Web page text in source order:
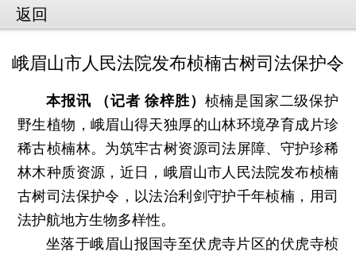
返回
峨眉山市人民法院发布桢楠古树司法保护令
本报讯 （记者 徐梓胜） 桢楠是国家二级保护
野生植物，峨眉山得天独厚的山林环境孕育成片珍
稀古桢楠林。为筑牢古树资源司法屏障、守护珍稀
林木种质资源，近日，峨眉山市人民法院发布桢楠
古树司法保护令，以法治利剑守护千年桢楠，用司
法护航地方生物多样性。
坐落于峨眉山报国寺至伏虎寺片区的伏虎寺桢